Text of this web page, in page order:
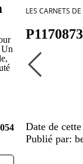
Un
LES CARNETS
P1170873
Date de
Publié par: